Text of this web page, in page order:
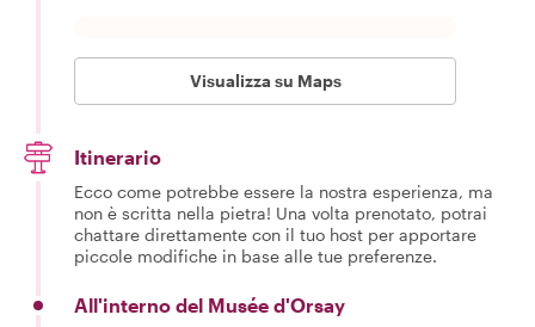
Visualizza su Maps
Itinerario
Ecco come potrebbe essere la nostra esperienza, ma
non è scritta nella pietra! Una volta prenotato, potrai
chattare direttamente con il tuo host per apportare
piccole modifiche in base alle tue preferenze.
All'interno del Musée d'Orsay